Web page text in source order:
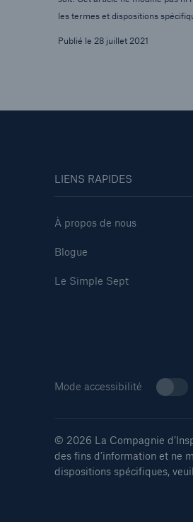
les termes et dispositions
Publié le 28 juillet 2021
LIENS RAPIDES
À propos de nous
Blogue
Le Simple Sept
Mode accessibilité
© 2026 La Compagnie
des fins d’information et ne
dispositions spécifiques,